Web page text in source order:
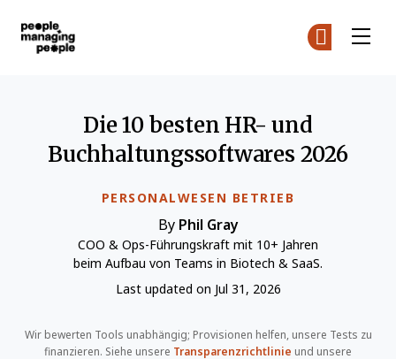
PERSONALWESEN BETRIEB
Die 10 besten HR- und
Buchhaltungssoftwares 2026
By Phil Gray
COO & Ops-Führungskraft mit 10+ Jahren
beim Aufbau von Teams in Biotech & SaaS.
Last updated on Jul 31, 2026
Wir bewerten Tools unabhängig; Provisionen helfen, unsere Tests zu
finanzieren. Siehe unsere Transparenzrichtlinie und unsere